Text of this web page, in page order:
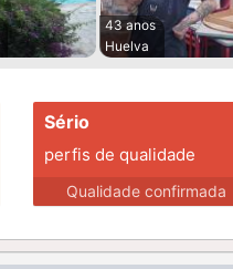
43 anos
Huelva
Sério
perfis de qualidade
Qualidade confirmada